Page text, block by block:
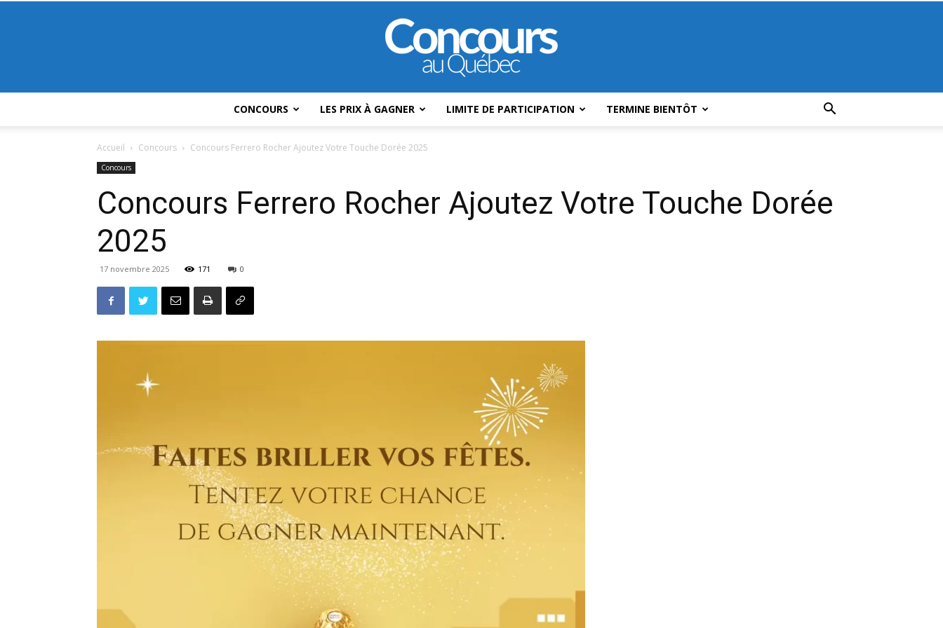
Au
CONCOURS LES PRIX À GAGNER LIMITE DE PARTICIPATION TERMINE BIENTÔT
Accueil Concours Concours Ferrero Rocher Ajoutez Votre Touche Dorée 2025
Concours
Concours Ferrero Rocher Ajoutez Votre Touche Dorée
2025
17 novembre 2025 171 0